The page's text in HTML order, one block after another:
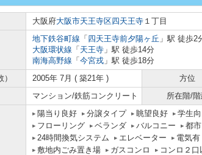
大阪府大阪市天王寺区四天王寺 １丁目
地下鉄谷町線 「 四天王寺前夕陽ヶ丘 」駅 徒歩2
大阪環状線 「 天王寺 」駅 徒歩14分
南海高野線 「 今宮戎 」駅 徒歩18分
2005年 7月 ( 築21年 )
方位
マンション/鉄筋コンクリート 所在階/
陽当り良好 分譲タイプ 眺望良好
学生
フローリング
ベランダ バルコニー
都
24時間換気システム
エレベーター
電気有
敷地内ごみ置き場
ガスコンロ
コンロ２口